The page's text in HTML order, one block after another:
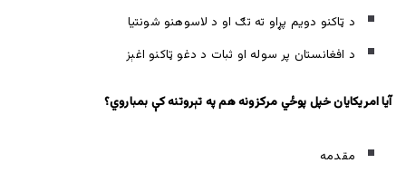
د ټاکنو دویم پړاو ته تګ او د لاسوهنو شونتیا
د افغانستان پر سوله او ثبات د دغو ټاکنو اغېز
آيا امريکايان خپل پوځي مرکزونه هم په تېروتنه کې بمباروي؟
مقدمه